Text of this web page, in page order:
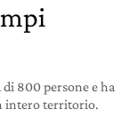
di 800 persone e ha
intero territorio.